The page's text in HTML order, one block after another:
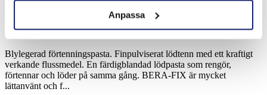
Anpassa
Meltolit BERA-FIX (Sn40Pb60)
Blylegerad förtenningspasta. Finpulviserat lödtenn med ett kraftigt
verkande flussmedel. En färdigblandad lödpasta som rengör,
förtennar och löder på samma gång. BERA-FIX är mycket
lättanvänt och f...